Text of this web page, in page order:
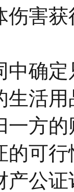
伤害
中确
生活用
一方
的可
产公